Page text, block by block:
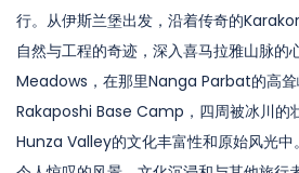
行。从伊斯兰堡出发，沿着传奇的
自然与工程的奇迹，深入喜马拉雅山脉的
Meadows，在那里Nanga Parbat的高耸
Rakaposhi Base Camp，四周被冰川的
Hunza Valley的文化丰富性和原始风光中。